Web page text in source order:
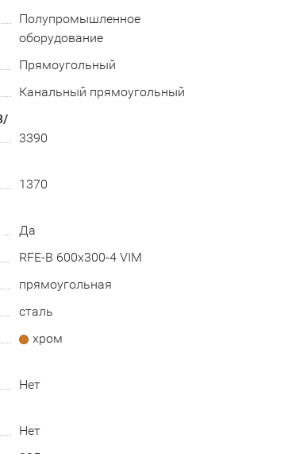
Полупромышленное
оборудование
Прямоугольный
Канальный прямоугольный
3390
1370
Да
RFE-B 600x300-4 VIM
прямоугольная
сталь
хром
Нет
Нет